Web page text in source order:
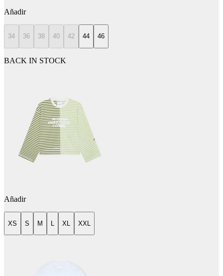
Añadir
34 36 38 40 42 44 46
BACK IN STOCK
Añadir
XS S M L XL XXL